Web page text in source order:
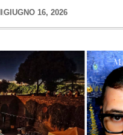
GIUGNO 16, 2026